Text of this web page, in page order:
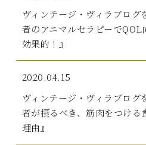
ヴィンテージ・ヴィラブロ
者のアニマルセラピーで
効果的！』
2020.04.15
ヴィンテージ・ヴィラブロ
者が摂るべき、筋肉をつける
理由』